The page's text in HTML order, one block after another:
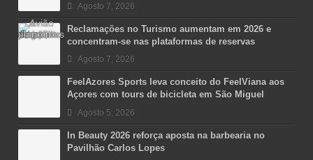
Agosto 7, 2026
Reclamações no Turismo aumentam em 2026 e
concentram-se nas plataformas de reservas
Agosto 7, 2026
FeelAzores Sports leva conceito do FeelViana aos
Açores com tours de bicicleta em São Miguel
Agosto 5, 2026
In Beauty 2026 reforça aposta na barbearia no
Pavilhão Carlos Lopes